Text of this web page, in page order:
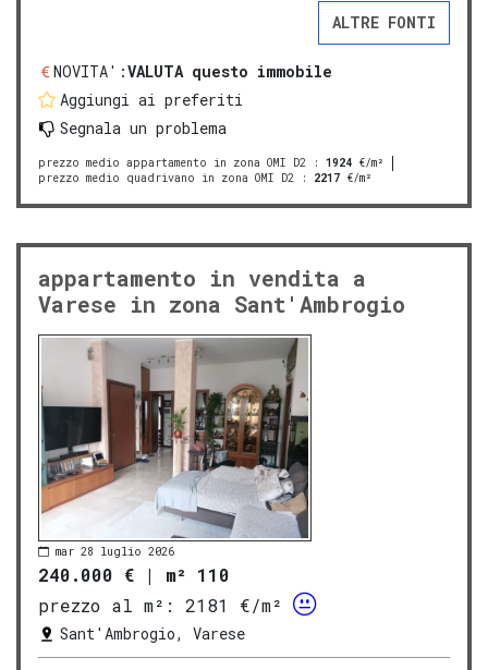
ALTRE FONTI
NOVITA':VALUTA questo immobile
Aggiungi ai preferiti
Segnala un problema
prezzo medio appartamento in zona OMI D2 : 1924 €/m²
prezzo medio quadrivano in zona OMI D2 : 2217 €/m²
appartamento in vendita a
Varese in zona Sant'Ambrogio
mar 28 luglio 2026
240.000 € | m² 110
prezzo al m²:
2181 €/m²
Sant'Ambrogio, Varese